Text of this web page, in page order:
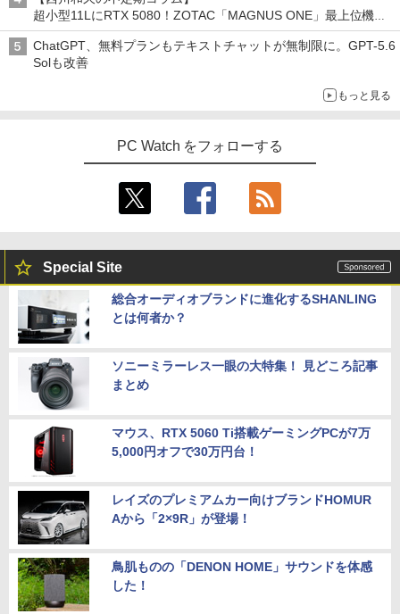
￥13,480
＼本日限定500円値下げ／＼楽天1位！20
26年最新の超軽量超薄型／モバイルモニ
デル選択 非光沢 IPSパネル Type-C HDM
I 軽量 薄型 リモートワーク ディスプレイ
￥12,480
5
Dell Technologies P2422H プロフェッ
ショナルシリーズ 23.8インチワイドモニ
タ / 1920×1080 / HDMI、VGA、Display
Port / ブラック（スタンド一部:シルバ
￥14,800
￥25,300
超小型11LにRTX 5080！ZOTAC「MAGNUS ONE」最上位機の
実力を探る
ChatGPT、無料プランもテキストチャットが無制限に。GPT-5.6
Solも改善
もっと見る
PC Watch をフォローする
Special Site
総合オーディオブランドに進化するSHANLING
とは何者か？
ソニーミラーレス一眼の大特集！ 見どころ記事
まとめ
マウス、RTX 5060 Ti搭載ゲーミングPCが7万
5,000円オフで30万円台！
レイズのプレミアムカー向けブランドHOMUR
Aから「2×9R」が登場！
鳥肌ものの「DENON HOME」サウンドを体感
した！